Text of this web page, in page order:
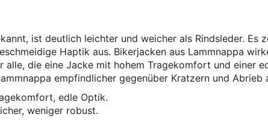
ist deutlich leichter und weicher als Rindsleder. Es
Haptik aus. Bikerjacken aus Lammnappa
alle, die eine Jacke mit hohem Tragekomfort und einer
empfindlicher gegenüber Kratzern und Abrieb
edle Optik.
weniger robust.